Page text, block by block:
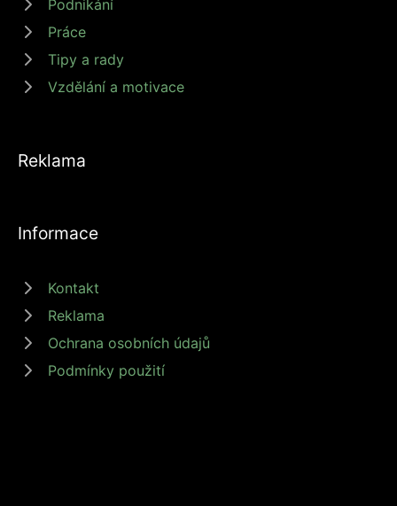
Podnikání
Práce
Tipy a rady
Vzdělání a motivace
Reklama
Informace
Kontakt
Reklama
Ochrana osobních údajů
Podmínky použití